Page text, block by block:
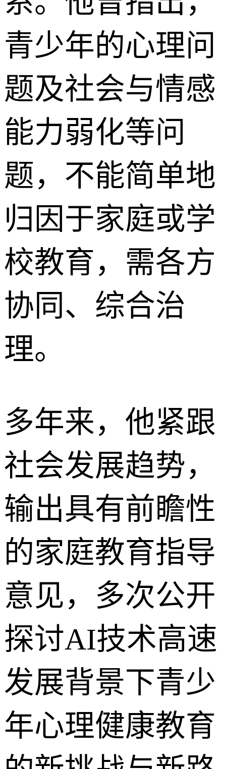
青少年的心理问
题及社会与情感
能力弱化等问
题，不能简单地
归因于家庭或学
校教育，需各方
协同、综合治
理。
多年来，他紧跟
社会发展趋势，
输出具有前瞻性
的家庭教育指导
意见，多次公开
探讨AI技术高速
发展背景下青少
年心理健康教育